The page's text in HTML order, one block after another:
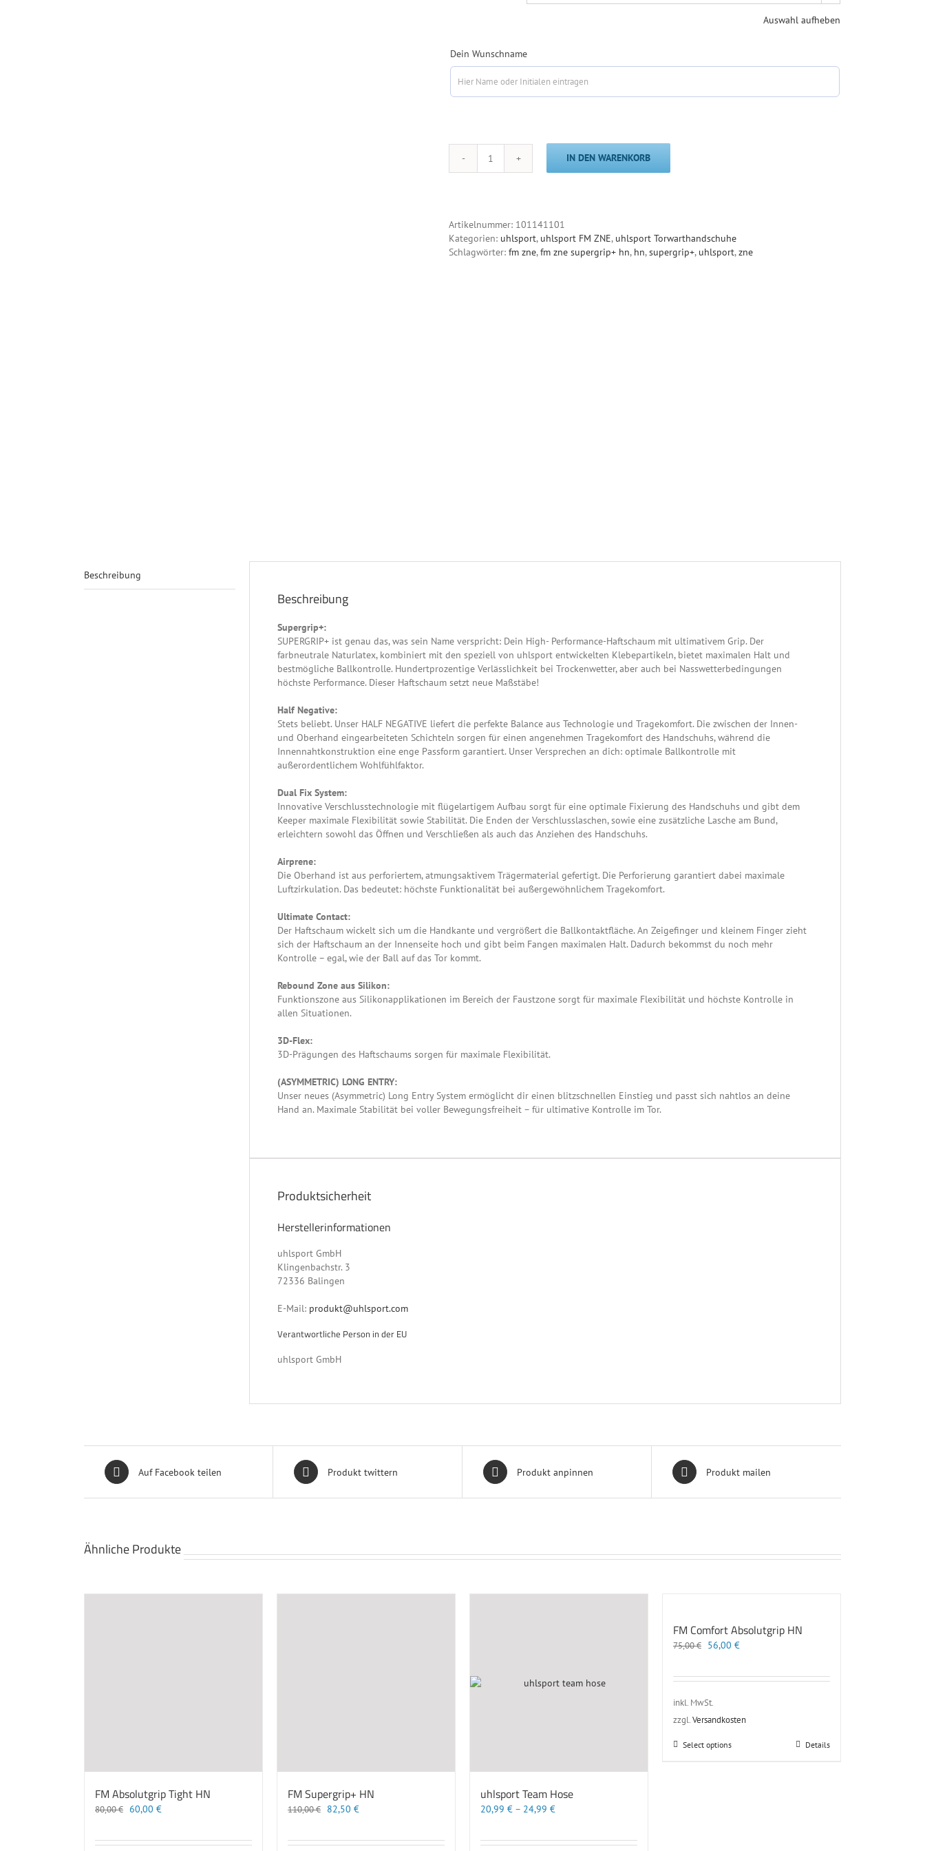
Auswahl aufheben
Dein Wunschname
FM
Menge
IN DEN WARENKORB
Artikelnummer: 101141101
Kategorien: uhlsport, uhlsport FM ZNE, uhlsport Torwarthandschuhe
Schlagwörter: fm zne,fm zne supergrip+ hn, hn,supergrip+, uhlsport,zne
Beschreibung
Beschreibung
Supergrip+:
SUPERGRIP+ ist genau das, was sein Name verspricht: Dein High- Performance-Haftschaum mit ultimativem Grip. Der
farbneutrale Naturlatex, kombiniert mit den speziell von uhlsport entwickelten Klebepartikeln, bietet maximalen Halt und
bestmögliche Ballkontrolle. Hundertprozentige Verlässlichkeit bei Trockenwetter, aber auch bei Nasswetterbedingungen
höchste Performance. Dieser Haftschaum setzt neue Maßstäbe!
Half Negative:
Stets beliebt. Unser HALF NEGATIVE liefert die perfekte Balance aus Technologie und Tragekomfort. Die zwischen der Innen-
und Oberhand eingearbeiteten Schichteln sorgen für einen angenehmen Tragekomfort des Handschuhs, während die
Innennahtkonstruktion eine enge Passform garantiert. Unser Versprechen an dich: optimale Ballkontrolle mit
außerordentlichem Wohlfühlfaktor.
Dual Fix System:
Innovative Verschlusstechnologie mit flügelartigem Aufbau sorgt für eine optimale Fixierung des Handschuhs und gibt dem
Keeper maximale Flexibilität sowie Stabilität. Die Enden der Verschlusslaschen, sowie eine zusätzliche Lasche am Bund,
erleichtern sowohl das Öffnen und Verschließen als auch das Anziehen des Handschuhs.
Airprene:
Die Oberhand ist aus perforiertem, atmungsaktivem Trägermaterial gefertigt. Die Perforierung garantiert dabei maximale
Luftzirkulation. Das bedeutet: höchste Funktionalität bei außergewöhnlichem Tragekomfort.
Ultimate Contact:
Der Haftschaum wickelt sich um die Handkante und vergrößert die Ballkontaktfläche. An Zeigefinger und kleinem Finger zieht
sich der Haftschaum an der Innenseite hoch und gibt beim Fangen maximalen Halt. Dadurch bekommst du noch mehr
Kontrolle – egal, wie der Ball auf das Tor kommt.
Rebound Zone aus Silikon:
Funktionszone aus Silikonapplikationen im Bereich der Faustzone sorgt für maximale Flexibilität und höchste Kontrolle in
allen Situationen.
3D-Flex:
3D-Prägungen des Haftschaums sorgen für maximale Flexibilität.
(ASYMMETRIC) LONG ENTRY:
Unser neues (Asymmetric) Long Entry System ermöglicht dir einen blitzschnellen Einstieg und passt sich nahtlos an deine
Hand an. Maximale Stabilität bei voller Bewegungsfreiheit – für ultimative Kontrolle im Tor.
Produktsicherheit
Herstellerinformationen
uhlsport GmbH
Klingenbachstr. 3
72336 Balingen
E-Mail: produkt@uhlsport.com
Verantwortliche Person in der EU
uhlsport GmbH
Auf Facebook teilen Produkt twittern Produkt anpinnen Produkt mailen
Ähnliche Produkte
FM Absolutgrip Tight HN
80,00€ Ursprünglicher
60,00 €Aktueller
FM Supergrip+ HN
110,00€ Ursprünglicher
82,50 €Aktueller
uhlsport Team Hose
20,99 € – 24,99 €
FM Comfort Absolutgrip HN
75,00€ Ursprünglicher
75,00 €
56,00 €Aktueller
56,00 €.
inkl. MwSt.
zzgl. Versandkosten
Select optionsDieses
Details